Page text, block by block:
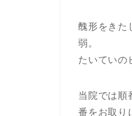
醜形をきた
弱。
たいていの
当院では順
番をお取り